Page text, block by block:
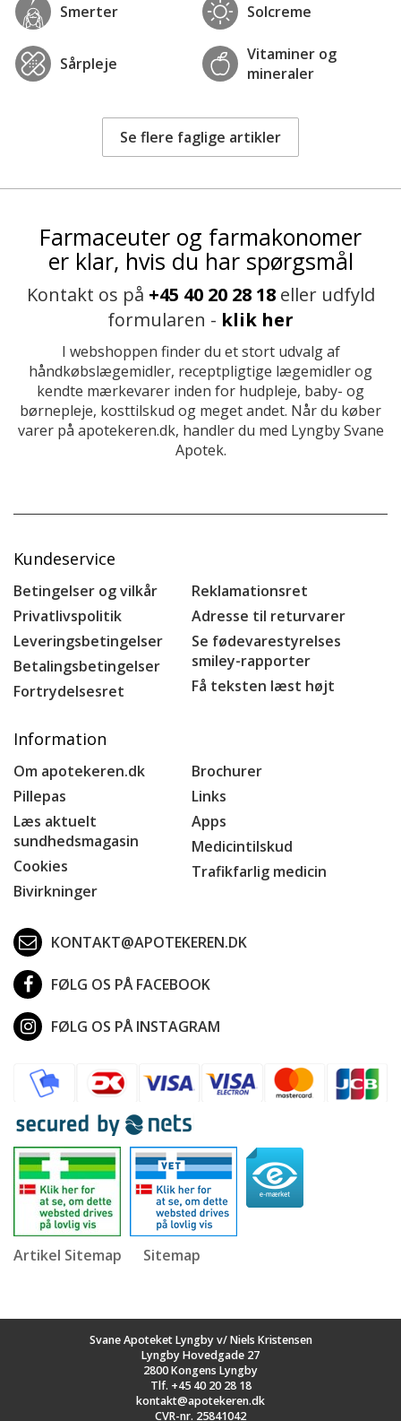
Smerter Solcreme
Sårpleje
Vitaminer og
mineraler
Se flere faglige artikler
Farmaceuter og farmakonomer
er klar, hvis du har spørgsmål
Kontakt os på +45 40 20 28 18eller udfyld
formularen - klik her
I webshoppen finder du et stort udvalg af
håndkøbslægemidler, receptpligtige lægemidler og
kendte mærkevarer inden for hudpleje, baby- og
børnepleje, kosttilskud og meget andet. Når du køber
varer på apotekeren.dk, handler du med Lyngby Svane
Apotek.
Kundeservice
Betingelser og vilkår
Privatlivspolitik
Leveringsbetingelser
Betalingsbetingelser
Fortrydelsesret
Reklamationsret
Adresse til returvarer
Se fødevarestyrelses
smiley-rapporter
Få teksten læst højt
Information
Om apotekeren.dk
Pillepas
Læs aktuelt
sundhedsmagasin
Cookies
Bivirkninger
Brochurer
Links
Apps
Medicintilskud
Trafikfarlig medicin
KONTAKT@APOTEKEREN.DK
FØLG OS PÅ FACEBOOK
FØLG OS PÅ INSTAGRAM
Artikel Sitemap Sitemap
Svane Apoteket Lyngby v/ Niels Kristensen
Lyngby Hovedgade 27
2800 Kongens Lyngby
Tlf. +45 40 20 28 18
kontakt@apotekeren.dk
CVR-nr. 25841042